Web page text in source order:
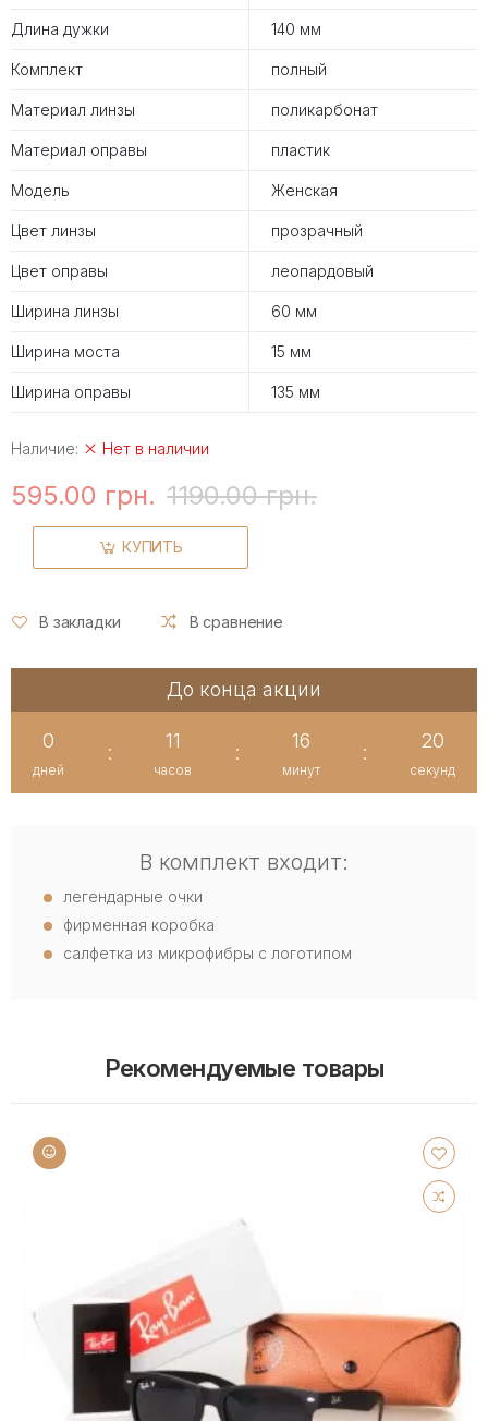
Длина дужки 140 мм
Комплект полный
Материал линзы поликарбонат
Материал оправы пластик
Модель Женская
Цвет линзы прозрачный
Цвет оправы леопардовый
Ширина линзы 60 мм
Ширина моста 15 мм
Ширина оправы 135 мм
Наличие: Нет в наличии
595.00 грн. 1190.00 грн.
КУПИТЬ
В закладки В сравнение
До конца акции
0
дней
:
11
часов
:
16
минут
:
20
секунд
В комплект входит:
легендарные очки
фирменная коробка
салфетка из микрофибры с логотипом
Рекомендуемые товары